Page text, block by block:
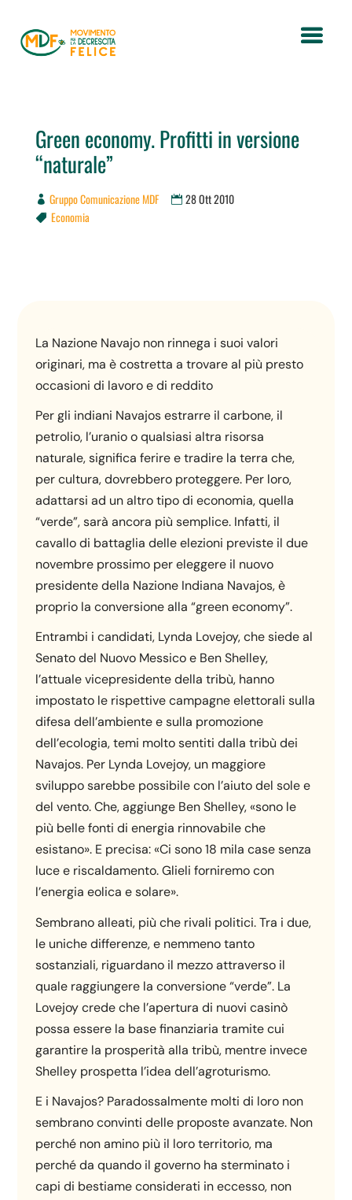
Green economy. Profitti in versione
“naturale”
Gruppo Comunicazione MDF 28 Ott 2010
 Economia
La Nazione Navajo non rinnega i suoi valori
originari, ma è costretta a trovare al più presto
occasioni di lavoro e di reddito
Per gli indiani Navajos estrarre il carbone, il
petrolio, l’uranio o qualsiasi altra risorsa
naturale, significa ferire e tradire la terra che,
per cultura, dovrebbero proteggere. Per loro,
adattarsi ad un altro tipo di economia, quella
“verde”, sarà ancora più semplice. Infatti, il
cavallo di battaglia delle elezioni previste il due
novembre prossimo per eleggere il nuovo
presidente della Nazione Indiana Navajos, è
proprio la conversione alla “green economy”.
Entrambi i candidati, Lynda Lovejoy, che siede al
Senato del Nuovo Messico e Ben Shelley,
l’attuale vicepresidente della tribù, hanno
impostato le rispettive campagne elettorali sulla
difesa dell’ambiente e sulla promozione
dell’ecologia, temi molto sentiti dalla tribù dei
Navajos. Per Lynda Lovejoy, un maggiore
sviluppo sarebbe possibile con l’aiuto del sole e
del vento. Che, aggiunge Ben Shelley, «sono le
più belle fonti di energia rinnovabile che
esistano». E precisa: «Ci sono 18 mila case senza
luce e riscaldamento. Glieli forniremo con
l’energia eolica e solare».
Sembrano alleati, più che rivali politici. Tra i due,
le uniche differenze, e nemmeno tanto
sostanziali, riguardano il mezzo attraverso il
quale raggiungere la conversione “verde”. La
Lovejoy crede che l’apertura di nuovi casinò
possa essere la base finanziaria tramite cui
garantire la prosperità alla tribù, mentre invece
Shelley prospetta l’idea dell’agroturismo.
E i Navajos? Paradossalmente molti di loro non
sembrano convinti delle proposte avanzate. Non
perché non amino più il loro territorio, ma
perché da quando il governo ha sterminato i
capi di bestiame considerati in eccesso, non